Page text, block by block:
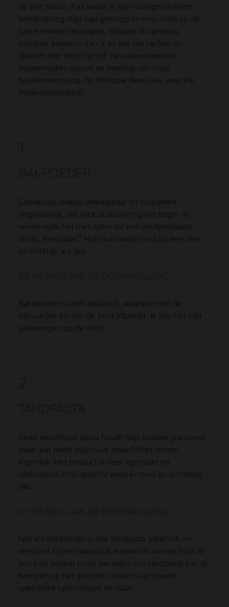
op een fiasco. Pas nadat ik mijn voorgeschreven
behandeling stipt had gevolgd en mijn huid op de
juiste manier verzorgde, straalde ik opnieuw.
Achteraf bekeken kan ik er wel om lachen en
daarom hier mijn top vijf van experimentele
huisremedies alsook de mening van onze
huisdermatoloog, Dr. Philippe Beaulieu, over elk
mirakelingrediënt.
BAKPOEDER
Goedkoop, overal verkrijgbaar en volkomen
ongevaarlijk, dat leek alvast een goed begin. Ik
vermengde het met water tot een zelfgemaakte
scrub. Resultaat? Mijn huid werd rood als een biet
en tintelde als gek.
Bakpoeder is sterk alkalisch, waardoor het de
natuurlijke pH van de huid afbreekt. Ik zou het niet
aanbrengen op de huid.
TANDPASTA
Deze muntfrisse pasta houdt mijn tanden glanzend
maar wat heeft mijn huid eraan? Niet zoveel
eigenlijk. Het product is heel agressief en
uitdrogend, mijn gezicht werd er rood en schilferig
van.
Net als bakpoeder is ook tandpasta alkalisch en
verstoort hij het natuurlijk evenwicht van de huid. Ik
zou een patiënt nooit aanraden om tandpasta aan te
brengen op het gezicht, vooral nu er zoveel
specifieke oplossingen bestaan.